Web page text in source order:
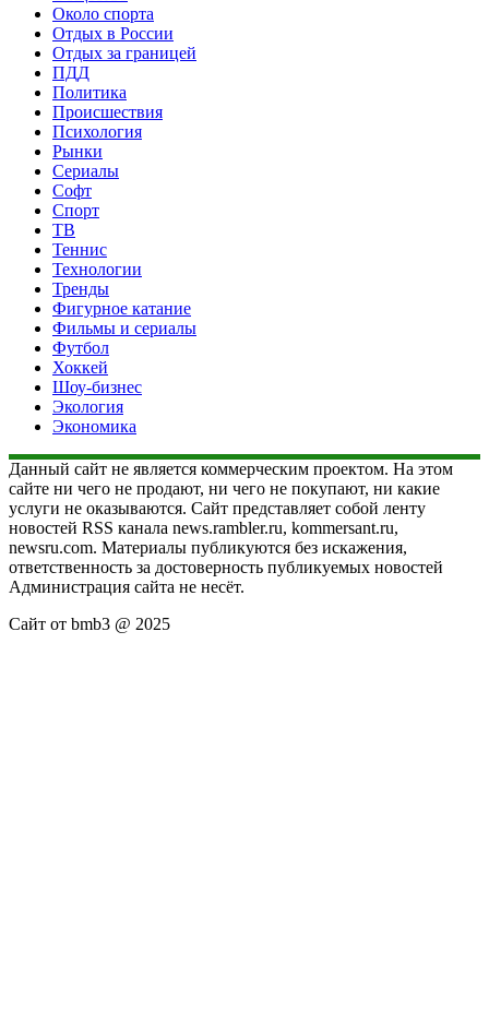
Около спорта
Отдых в России
Отдых за границей
ПДД
Политика
Происшествия
Психология
Рынки
Сериалы
Софт
Спорт
ТВ
Теннис
Технологии
Тренды
Фигурное катание
Фильмы и сериалы
Футбол
Хоккей
Шоу-бизнес
Экология
Экономика
Данный сайт не является коммерческим проектом. На этом
сайте ни чего не продают, ни чего не покупают, ни какие
услуги не оказываются. Сайт представляет собой ленту
новостей RSS канала news.rambler.ru, kommersant.ru,
newsru.com. Материалы публикуются без искажения,
ответственность за достоверность публикуемых новостей
Администрация сайта не несёт.
Сайт от bmb3 @ 2025